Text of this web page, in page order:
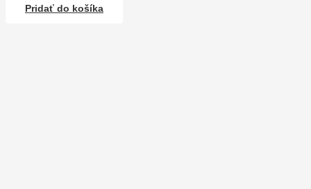
Pridať do košíka